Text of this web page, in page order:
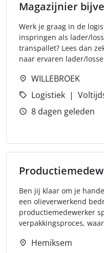
Magazijnier
Werk je graag in de
inspringen als lader/
transpallet? Lees dan
naar ervaren lader/
WILLEBROEK
Logistiek
8 dagen geleden
Ben jij klaar om je
een olieverwerkend
productiemedewerker
verpakkingsproces,
Hemiksem